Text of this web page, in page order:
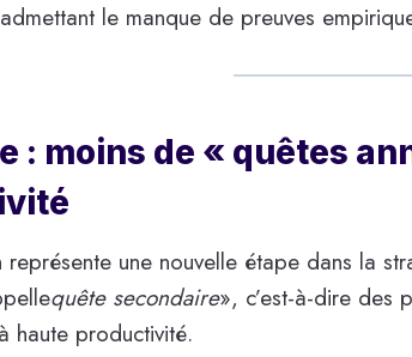
le manque de preuves
: moins de « quêtes
une nouvelle étape dans la
quête secondaire», c’est-à-dire des
haute productivité.